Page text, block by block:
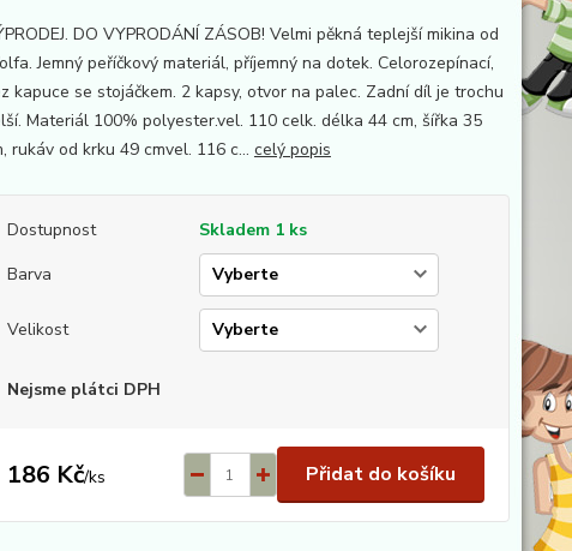
DO VYPRODÁNÍ ZÁSOB! Velmi pěkná teplejší mikina od
Jemný peříčkový materiál, příjemný na dotek. Celorozepínací,
kapuce se stojáčkem. 2 kapsy, otvor na palec. Zadní díl je trochu
Materiál 100% polyester.vel. 110 celk. délka 44 cm, šířka 35
rukáv od krku 49 cmvel. 116 c... celý popis
Dostupnost
Skladem 1 ks
Barva
Velikost
Nejsme plátci DPH
186 Kč/ks Přidat do košíku